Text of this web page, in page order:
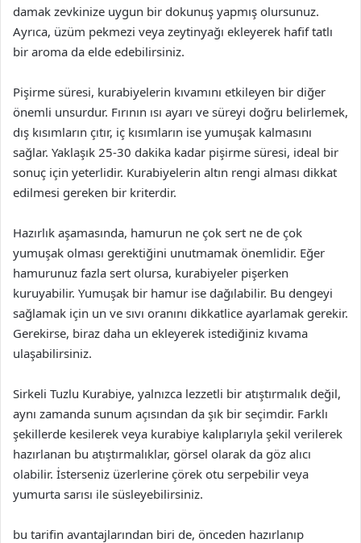
damak zevkinize uygun bir dokunuş yapmış olursunuz.
Ayrıca, üzüm pekmezi veya zeytinyağı ekleyerek hafif tatlı
bir aroma da elde edebilirsiniz.
Pişirme süresi, kurabiyelerin kıvamını etkileyen bir diğer
önemli unsurdur. Fırının ısı ayarı ve süreyi doğru belirlemek,
dış kısımların çıtır, iç kısımların ise yumuşak kalmasını
sağlar. Yaklaşık 25-30 dakika kadar pişirme süresi, ideal bir
sonuç için yeterlidir. Kurabiyelerin altın rengi alması dikkat
edilmesi gereken bir kriterdir.
Hazırlık aşamasında, hamurun ne çok sert ne de çok
yumuşak olması gerektiğini unutmamak önemlidir. Eğer
hamurunuz fazla sert olursa, kurabiyeler pişerken
kuruyabilir. Yumuşak bir hamur ise dağılabilir. Bu dengeyi
sağlamak için un ve sıvı oranını dikkatlice ayarlamak gerekir.
Gerekirse, biraz daha un ekleyerek istediğiniz kıvama
ulaşabilirsiniz.
Sirkeli Tuzlu Kurabiye, yalnızca lezzetli bir atıştırmalık değil,
aynı zamanda sunum açısından da şık bir seçimdir. Farklı
şekillerde kesilerek veya kurabiye kalıplarıyla şekil verilerek
hazırlanan bu atıştırmalıklar, görsel olarak da göz alıcı
olabilir. İsterseniz üzerlerine çörek otu serpebilir veya
yumurta sarısı ile süsleyebilirsiniz.
bu tarifin avantajlarından biri de, önceden hazırlanıp